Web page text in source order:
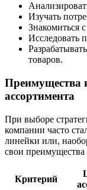
Изучать
Знакомиться
Исследовать
товаров.
Преимущества
ассортимента
При выборе
компании часто
линейки или,
свои преимущества
Критерий